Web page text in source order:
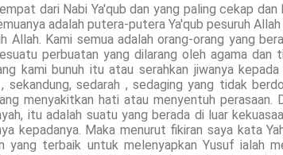
dari Nabi Ya'qub dan yang paling cekap dan
adalah putera-putera Ya'qub pesuruh Allah
Allah. Kami semua adalah orang-orang yang
perbuatan yang dilarang oleh agama dan
kami bunuh itu atau serahkan jiwanya
sekandung, sedarah , sedaging yang tidak
menyakitkan hati atau menyentuh perasaan.
itu adalah suatu yang berada di luar
kepadanya. Maka menurut fikiran saya kata
yang terbaik untuk melenyapkan Yusuf ialah